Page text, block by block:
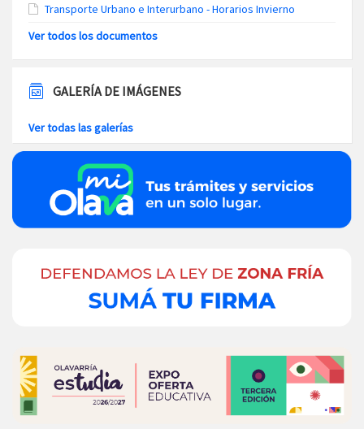
Transporte Urbano e Interurbano - Horarios Invierno
Ver todos los documentos
GALERÍA DE IMÁGENES
Ver todas las galerías